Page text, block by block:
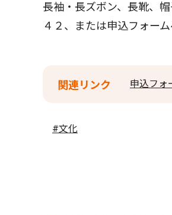
長袖・長ズボン、長靴、
４２、または申込フォーム
関連リンク 申込フォ
#文化